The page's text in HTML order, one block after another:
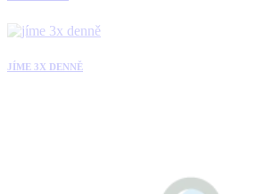
JÍME 3X DENNĚ